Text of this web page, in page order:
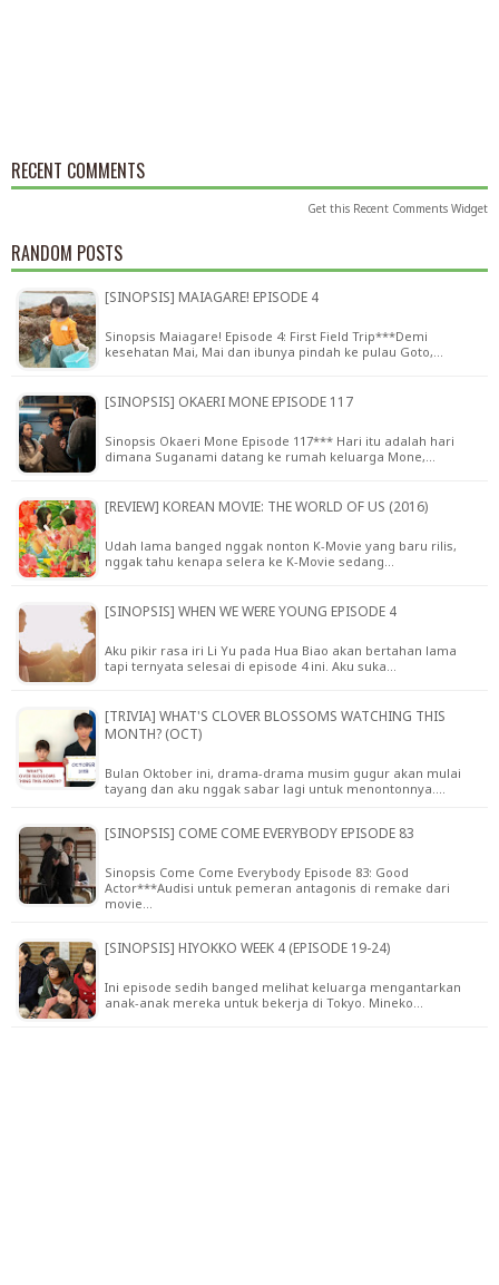
RECENT COMMENTS
Get this Recent Comments Widget
RANDOM POSTS
[SINOPSIS] MAIAGARE! EPISODE 4
Sinopsis Maiagare! Episode 4: First Field Trip***Demi
kesehatan Mai, Mai dan ibunya pindah ke pulau Goto,…
[SINOPSIS] OKAERI MONE EPISODE 117
Sinopsis Okaeri Mone Episode 117*** Hari itu adalah hari
dimana Suganami datang ke rumah keluarga Mone,…
[REVIEW] KOREAN MOVIE: THE WORLD OF US (2016)
Udah lama banged nggak nonton K-Movie yang baru rilis,
nggak tahu kenapa selera ke K-Movie sedang…
[SINOPSIS] WHEN WE WERE YOUNG EPISODE 4
Aku pikir rasa iri Li Yu pada Hua Biao akan bertahan lama
tapi ternyata selesai di episode 4 ini. Aku suka…
[TRIVIA] WHAT'S CLOVER BLOSSOMS WATCHING THIS
MONTH? (OCT)
Bulan Oktober ini, drama-drama musim gugur akan mulai
tayang dan aku nggak sabar lagi untuk menontonnya.…
[SINOPSIS] COME COME EVERYBODY EPISODE 83
Sinopsis Come Come Everybody Episode 83: Good
Actor***Audisi untuk pemeran antagonis di remake dari
movie…
[SINOPSIS] HIYOKKO WEEK 4 (EPISODE 19-24)
Ini episode sedih banged melihat keluarga mengantarkan
anak-anak mereka untuk bekerja di Tokyo. Mineko…